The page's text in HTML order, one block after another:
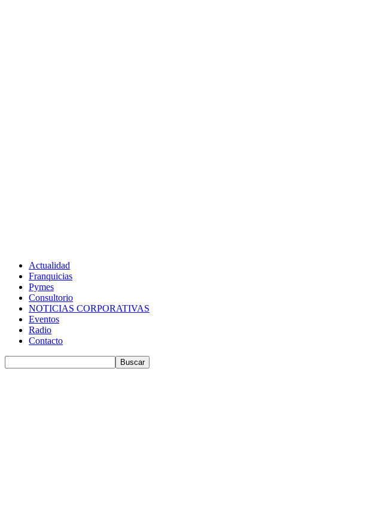
Actualidad
Franquicias
Pymes
Consultorio
NOTICIAS CORPORATIVAS
Eventos
Radio
Contacto